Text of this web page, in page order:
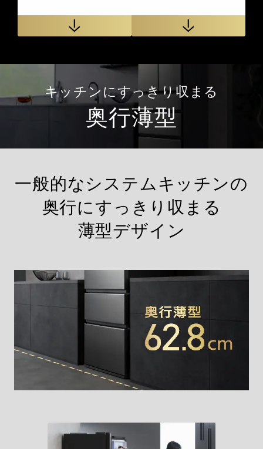
キッチンにすっきり収まる
奥行薄型
一般的なシステムキッチンの
奥行にすっきり収まる
薄型デザイン